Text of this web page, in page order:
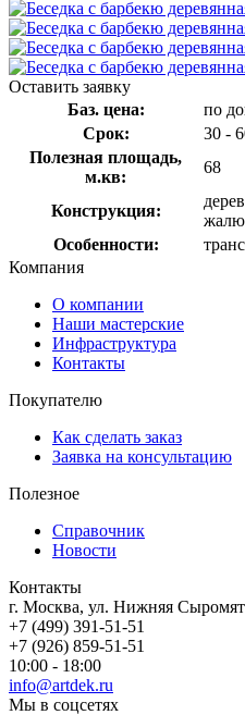
Оставить заявку
Баз. цена:
по
Срок:
30 -
Полезная площадь,
м.кв:
68
Конструкция:
Особенности:
Компания
О компании
Наши мастерские
Инфраструктура
Контакты
Покупателю
Как сделать заказ
Заявка на консультацию
Полезное
Справочник
Новости
Контакты
г. Москва, ул. Нижняя
+7 (499) 391-51-51
+7 (926) 859-51-51
10:00 - 18:00
info@artdek.ru
Мы в соцсетях